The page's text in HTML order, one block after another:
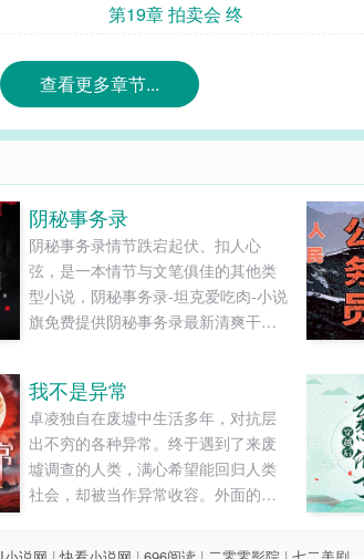
第19章 拍卖会 终
查看更多章节...
阴秘事务录
阴秘事务录情节跌宕起伏、扣人心
弦，是一本情节与文笔俱佳的其他类
型小说，阴秘事务录-坦克爱吃肉-小说
旗免费提供阴秘事务录最新清爽干净
我不是异常
卓凌独自在废墟中生活多年，对抗层
出不穷的各种异常。终于遇到了来废
墟调查的人类，满心希望能回归人类
社会，却被当作异常收容。外面的世
墙后苟延残喘。危难之下，人类之间